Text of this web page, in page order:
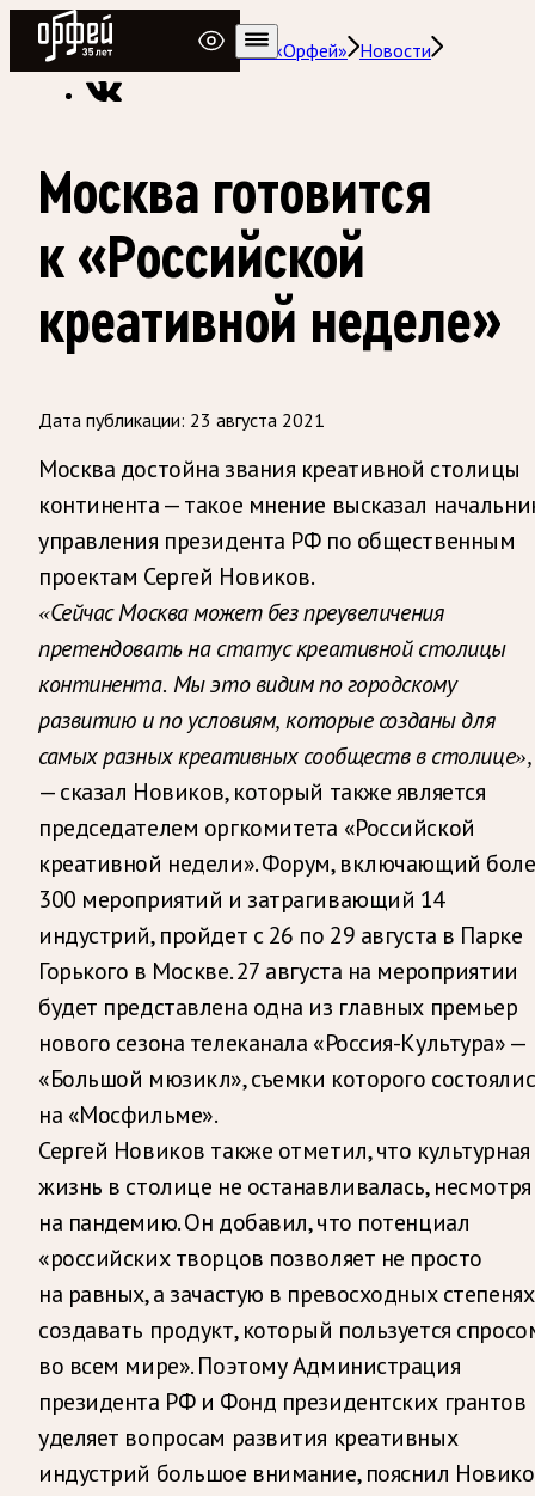
Радио Орфей
Радио классической музыки «Орфей» Новости
Москва готовится
к «Российской
креативной неделе»
Дата публикации: 23 августа 2021
Москва достойна звания креативной столицы
континента — такое мнение высказал
управления президента РФ по общественным
проектам Сергей Новиков.
«Сейчас Москва может без преувеличения
претендовать на статус креативной столицы
континента. Мы это видим по городскому
развитию и по условиям, которые созданы для
самых разных креативных сообществ в столице»,
— сказал Новиков, который также является
председателем оргкомитета «Российской
креативной недели». Форум, включающий
300 мероприятий и затрагивающий 14
индустрий, пройдет с 26 по 29 августа в Парке
Горького в Москве. 27 августа на мероприятии
будет представлена одна из главных премьер
нового сезона телеканала «Россия-Культура» —
«Большой мюзикл», съемки которого
на «Мосфильме».
Сергей Новиков также отметил, что культурная
жизнь в столице не останавливалась, несмотря
на пандемию. Он добавил, что потенциал
«российских творцов позволяет не просто
на равных, а зачастую в превосходных степенях
создавать продукт, который пользуется
во всем мире». Поэтому Администрация
президента РФ и Фонд президентских грантов
уделяет вопросам развития креативных
индустрий большое внимание, пояснил